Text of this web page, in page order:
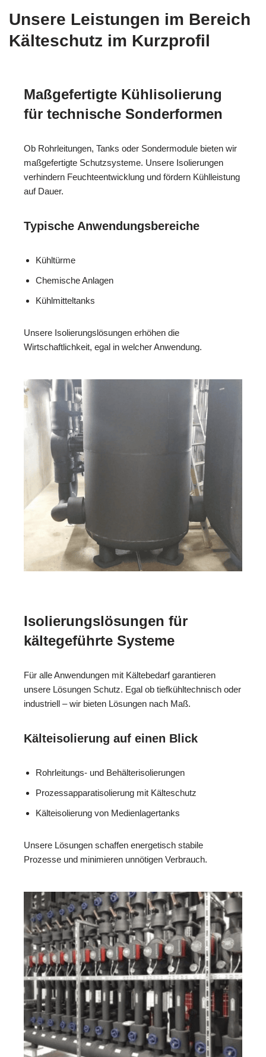
Unsere Leistungen im Bereich
Kälteschutz im Kurzprofil
Maßgefertigte Kühlisolierung
für technische Sonderformen
Ob Rohrleitungen, Tanks oder Sondermodule bieten wir
maßgefertigte Schutzsysteme. Unsere Isolierungen
verhindern Feuchteentwicklung und fördern Kühlleistung
auf Dauer.
Typische Anwendungsbereiche
Kühltürme
Chemische Anlagen
Kühlmitteltanks
Unsere Isolierungslösungen erhöhen die
Wirtschaftlichkeit, egal in welcher Anwendung.
Isolierungslösungen für
kältegeführte Systeme
Für alle Anwendungen mit Kältebedarf garantieren
unsere Lösungen Schutz. Egal ob tiefkühltechnisch oder
industriell – wir bieten Lösungen nach Maß.
Kälteisolierung auf einen Blick
Rohrleitungs- und Behälterisolierungen
Prozessapparatisolierung mit Kälteschutz
Kälteisolierung von Medienlagertanks
Unsere Lösungen schaffen energetisch stabile
Prozesse und minimieren unnötigen Verbrauch.